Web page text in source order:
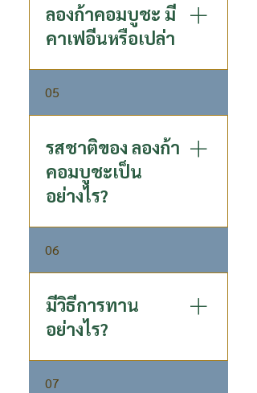
การขับถ่าย และดีท็อกซ์ สำหรับ
คนที่มีปัญหาเกี่ยวกับกระเพาะ
อาหารแนะนำให้ดื่มหลังอาหาร
มื้อเช้า จะทำให้สบายท้องตลอด
วันแล้วช่วยย่อยอาหารในมื้ออื่น
ลองก้าคอมบูชะ มี
คาเฟอีนหรือเปล่า
ด้วยกระบวนการหมักที่พิเศษ ทำ
05
รสชาติของ ลองก้า
คอมบูชะเป็น
อย่างไร?
เป็นเครื่องดื่มที่มีรสเปรี้ยวนำ มี
จากกระบวนการหมักด้วยลำไย
เข้มข้น ลักษณะน้ำมีความคล้าย
น้ำไซเดอร์ เช่น น้ำส้มสายชูหมัก
แอปเปิ้ล (Apple Cider
Vinegar)
06
มีวิธีการทาน
อย่างไร?
ดื่มเป็นประจำวันละ 1 ขวด
07